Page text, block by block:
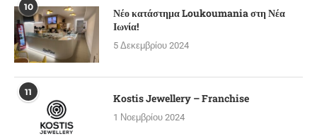
10
Νέο κατάστημα Loukoumania στη Νέα
Ιωνία!
5 Δεκεμβρίου 2024
11 Kostis Jewellery – Franchise
1 Νοεμβρίου 2024